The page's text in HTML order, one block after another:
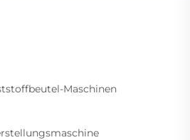
Maschinen